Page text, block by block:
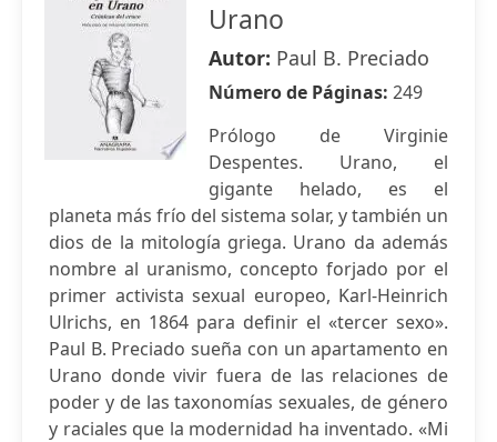
Urano
Autor: Paul B. Preciado
Número de Páginas: 249
Prólogo de Virginie
Despentes. Urano, el
gigante helado, es el
planeta más frío del sistema solar, y también un
dios de la mitología griega. Urano da además
nombre al uranismo, concepto forjado por el
primer activista sexual europeo, Karl-Heinrich
Ulrichs, en 1864 para definir el «tercer sexo».
Paul B. Preciado sueña con un apartamento en
Urano donde vivir fuera de las relaciones de
poder y de las taxonomías sexuales, de género
y raciales que la modernidad ha inventado. «Mi